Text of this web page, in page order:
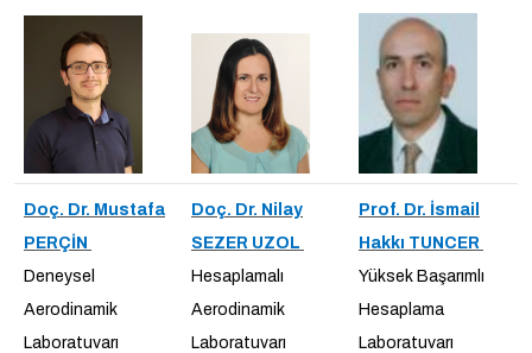
Doç. Dr. Mustafa
PERÇİN
Deneysel
Aerodinamik
Laboratuvarı
Doç. Dr. Nilay
SEZER UZOL
Hesaplamalı
Aerodinamik
Laboratuvarı
Prof. Dr. İsmail
Hakkı TUNCER
Yüksek Başarımlı
Hesaplama
Laboratuvarı